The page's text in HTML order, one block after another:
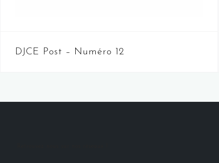
DJCE Post – Numéro 12